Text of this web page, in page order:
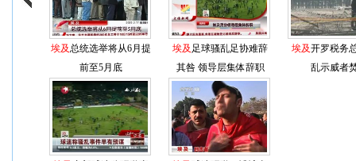
埃及总统选举将从6月提
前至5月底
埃及 足球骚乱足协难辞
其咎 领导层集体辞职
埃及开罗税务
乱示威者